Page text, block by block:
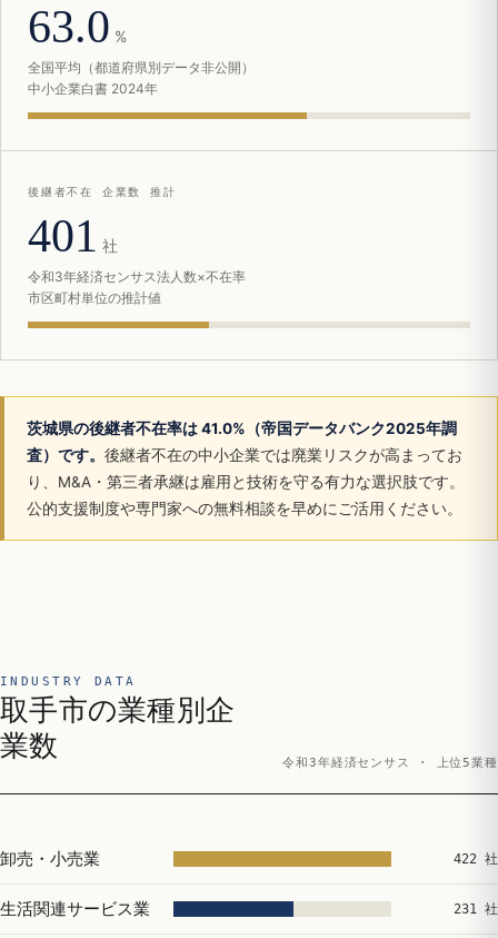
63.0 %
全国平均（都道府県別データ非公開）
中小企業白書 2024年
後継者不在 企業数 推計
401 社
令和3年経済センサス法人数×不在率
市区町村単位の推計値
茨城県の後継者不在率は 41.0%（帝国データバンク2025年調
査）です。 後継者不在の中小企業では廃業リスクが高まってお
り、M&A・第三者承継は雇用と技術を守る有力な選択肢です。
公的支援制度や専門家への無料相談を早めにご活用ください。
INDUSTRY DATA
取手市の業種別企
業数
令和3年経済センサス · 上位5業種
卸売・小売業 422 社
生活関連サービス業 231 社